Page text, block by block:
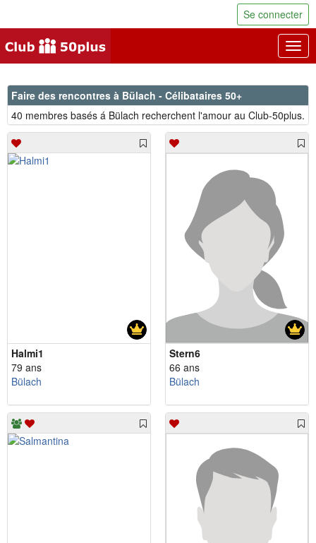
Se connecter
Faire des rencontres à Bülach - Célibataires 50+
40 membres basés á Bülach recherchent l'amour au Club-50plus.
Halmi1
79 ans
Bülach
Stern6
66 ans
Bülach